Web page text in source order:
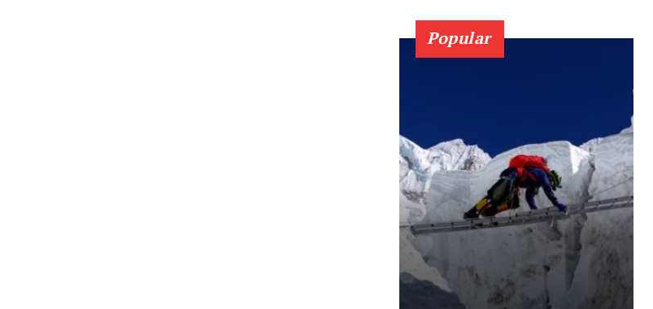
Popular